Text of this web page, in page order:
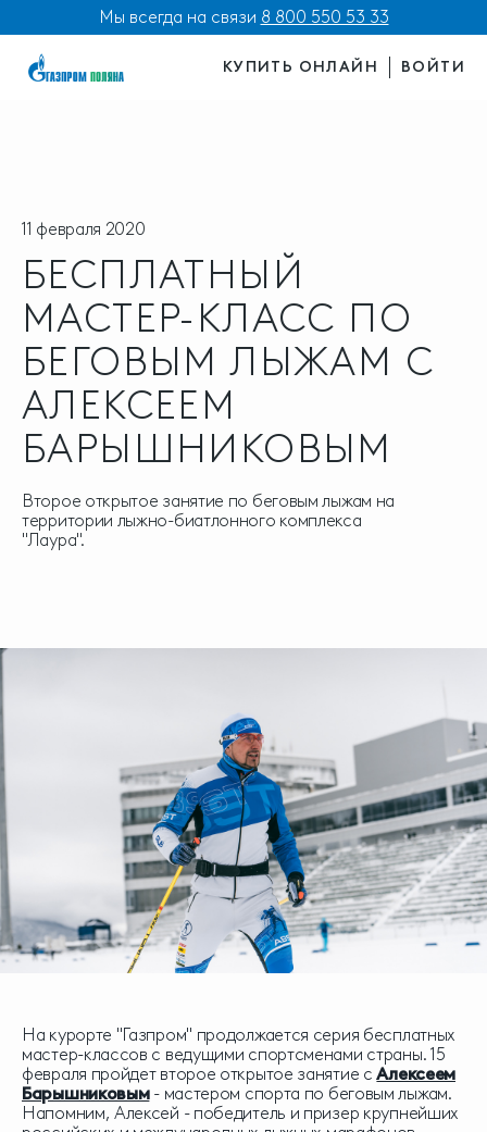
Мы всегда на связи 8 800 550 53 33
КУПИТЬ ОНЛАЙН ВОЙТИ
11 февраля 2020
БЕСПЛАТНЫЙ
МАСТЕР-КЛАСС ПО
БЕГОВЫМ ЛЫЖАМ С
АЛЕКСЕЕМ
БАРЫШНИКОВЫМ
Второе открытое занятие по беговым лыжам на
территории лыжно-биатлонного комплекса
"Лаура".
На курорте "Газпром" продолжается серия бесплатных
мастер-классов с ведущими спортсменами страны. 15
февраля пройдет второе открытое занятие сАлексеем
Барышниковым- мастером спорта по беговым лыжам.
Напомним, Алексей - победитель и призер крупнейших